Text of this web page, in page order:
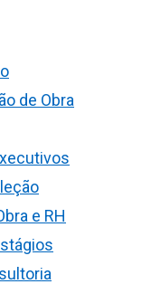
de Obra
e RH